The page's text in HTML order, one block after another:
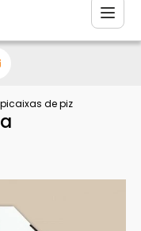
caixas de pizza santana